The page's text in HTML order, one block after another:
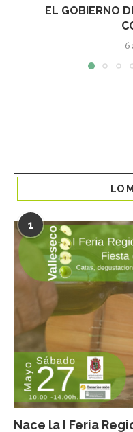
EL GOBIERNO
6
LO
1
Nace la I Feria